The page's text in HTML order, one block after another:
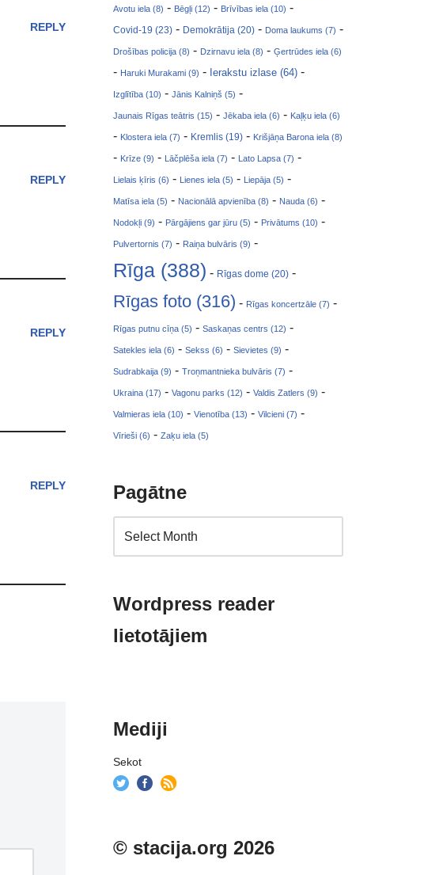
REPLY
REPLY
REPLY
REPLY
Avotu iela (8) - Bēgļi (12) - Brīvības iela (10) -
Covid-19 (23) - Demokrātija (20) - Doma laukums (7) -
Drošības policija (8) - Dzirnavu iela (8) - Ģertrūdes iela (6)
- Haruki Murakami (9) - Ierakstu izlase (64) -
Izglītība (10) - Jānis Kalniņš (5) -
Jaunais Rīgas teātris (15) - Jēkaba iela (6) - Kaļķu iela (6)
- Klostera iela (7) - Kremlis (19) - Krišjāņa Barona iela (8)
- Krīze (9) - Lāčplēša iela (7) - Lato Lapsa (7) -
Lielais ķīris (6) - Lienes iela (5) - Liepāja (5) -
Matīsa iela (5) - Nacionālā apvienība (8) - Nauda (6) -
Nodokļi (9) - Pārgājiens gar jūru (5) - Privātums (10) -
Pulvertornis (7) - Raiņa bulvāris (9) -
Rīga (388) - Rīgas dome (20) -
Rīgas foto (316) - Rīgas koncertzāle (7) -
Rīgas putnu cīņa (5) - Saskaņas centrs (12) -
Satekles iela (6) - Sekss (6) - Sievietes (9) -
Sudrabkaija (9) - Troņmantnieka bulvāris (7) -
Ukraina (17) - Vagonu parks (12) - Valdis Zatlers (9) -
Valmieras iela (10) - Vienotība (13) - Vilcieni (7) -
Vīrieši (6) - Zaķu iela (5)
Pagātne
Wordpress reader
lietotājiem
Mediji
Sekot
© stacija.org 2026